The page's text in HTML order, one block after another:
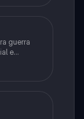
guerra
e
fases da